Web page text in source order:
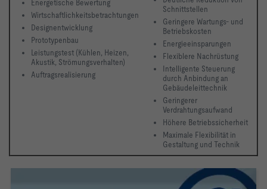
Energetische Bewertung
Wirtschaftlichkeitsbetrachtungen
Designentwicklung
Prototypenbau
Leistungstest (Kühlen, Heizen,
Akustik, Strömungsverhalten)
Auftragsrealisierung
Schnittstellen
Geringere Wartungs- und
Betriebskosten
Energieeinsparungen
Flexiblere Nachrüstung
Intelligente Steuerung
durch Anbindung an
Gebäudeleittechnik
Geringerer
Verdrahtungsaufwand
Höhere Betriebssicherheit
Maximale Flexibilität in
Gestaltung und Technik